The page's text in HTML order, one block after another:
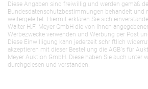
Diese Angaben sind freiwillig und werden gemäß
Bundesdatenschutzbestimmungen behandelt und
weitergeleitet. Hiermit erklären Sie sich
Walter H.F. Meyer GmbH die von Ihnen
Werbezwecke verwenden und Werbung per Post
Diese Einwilligung kann jederzeit schriftlich
akzeptieren mit dieser Bestellung die AGB`s für
Meyer Auktion GmbH. Diese haben Sie auch unter
durchgelesen und verstanden.